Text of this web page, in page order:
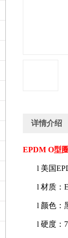
详情介绍
EPDM O型
l 美国
l 材质：
l 颜色：
l 硬度：